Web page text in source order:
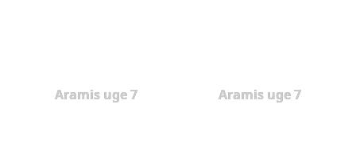
Aramis uge 7 Aramis uge 7